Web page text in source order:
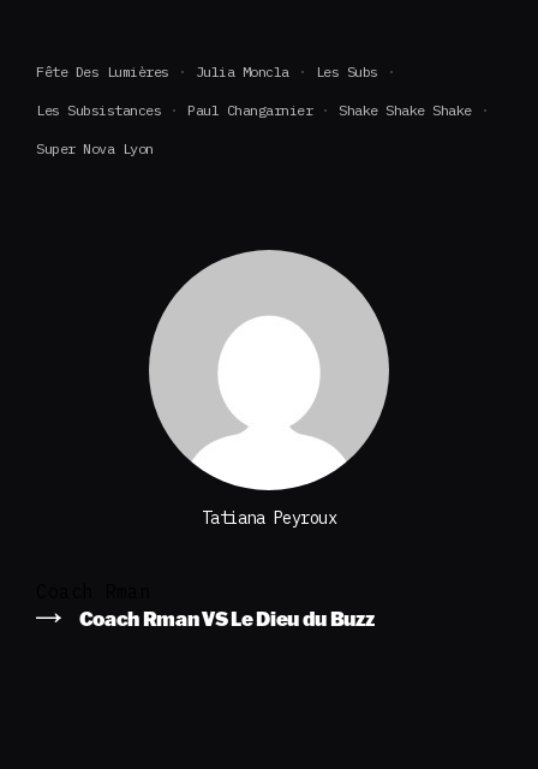
Fête Des Lumières Julia Moncla Les Subs
Les Subsistances Paul Changarnier Shake Shake Shake
Super Nova Lyon
Tatiana Peyroux
Coach Rman VS Le Dieu du Buzz